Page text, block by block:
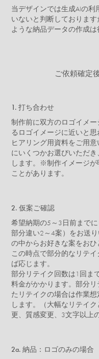
当デザインでは生成AIの
いないと判断しておりま
ような納品データの作成は
ご依頼確定
​​​​​​​1. 打ち合わせ
制作前に双方のロゴイメ
るロゴイメージに近いと
ヒアリング用資料をご用
にいくつかお選びいただ
します。※制作イメージが
ことがあります。
2. 仮案ご確認
希望納期の5～3日前まで
部分違い2～4案）をお送
の中からお好きな案をおひ
この時点で部分的なリテ
ば応じます。
部分リテイク回数は1回ま
料金がかかります。部分
たリテイクの場合は作業
します。（大幅なリテイ
更、質感変更、3文字以上
2a. 納品：ロゴのみの場合